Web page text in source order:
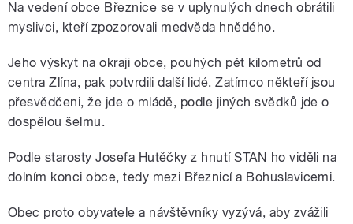
Na vedení obce Březnice se v uplynulých dnech obrátili
myslivci, kteří zpozorovali medvěda hnědého.
Jeho výskyt na okraji obce, pouhých pět kilometrů od
centra Zlína, pak potvrdili další lidé. Zatímco někteří jsou
přesvědčeni, že jde o mládě, podle jiných svědků jde o
dospělou šelmu.
Podle starosty Josefa Hutěčky z hnutí STAN ho viděli na
dolním konci obce, tedy mezi Březnicí a Bohuslavicemi.
Obec proto obyvatele a návštěvníky vyzývá, aby zvážili